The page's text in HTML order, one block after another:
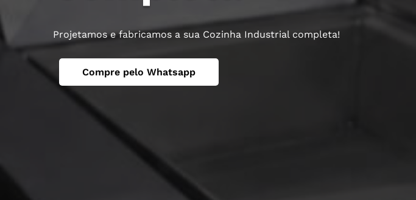
Projetamos e fabricamos a sua Cozinha Industrial completa!
Compre pelo Whatsapp